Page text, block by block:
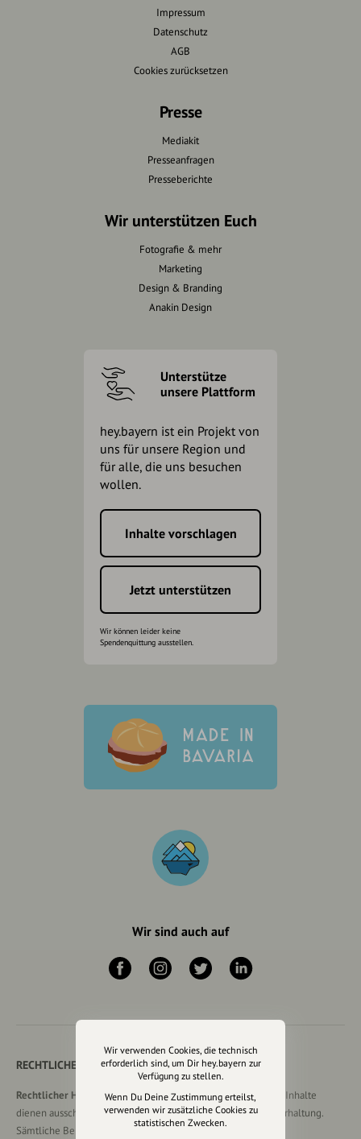
Impressum
Datenschutz
AGB
Cookies zurücksetzen
Presse
Mediakit
Presseanfragen
Presseberichte
Wir unterstützen Euch
Fotografie & mehr
Marketing
Design & Branding
Anakin Design
Unterstütze
unsere Plattform
hey.bayern ist ein Projekt von
uns für unsere Region und
für alle, die uns besuchen
wollen.
Inhalte vorschlagen
Jetzt unterstützen
Wir können leider keine
Spendenquittung ausstellen.
Wir sind auch auf
RECHTLICHER HINWEIS UND TRANSPARENZHINWEIS
Rechtlicher Hinweis:Die auf dieser Website veröffentlichten Inhalte
dienen ausschließlich der allgemeinen Information und Unterhaltung.
Sämtliche Beiträge, Gastartikel, Kommentare, Empfehlungen,
Wir verwenden Cookies, die technisch
erforderlich sind, um Dir hey.bayern zur
Verfügung zu stellen.
Wenn Du Deine Zustimmung erteilst,
verwenden wir zusätzliche Cookies zu
statistischen Zwecken.